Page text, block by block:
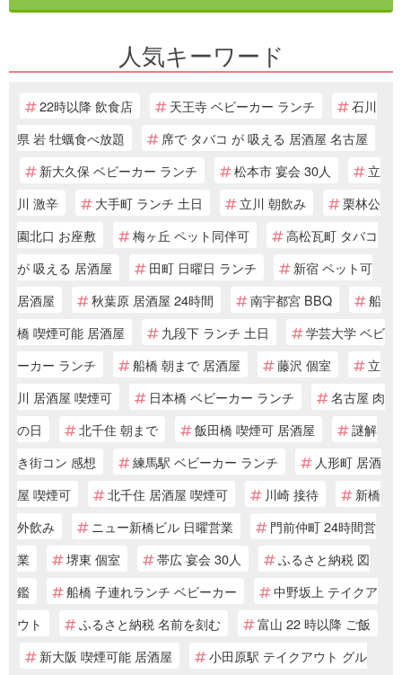
人気キーワード
22時以降 飲食店 天王寺 ベビーカー ランチ
石川
県 岩 牡蠣食べ放題
席で タバコ が 吸える 居酒屋 名古屋
新大久保 ベビーカー ランチ
松本市 宴会 30人
立
川 激辛
大手町 ランチ 土日 立川 朝飲み
栗林公
園北口 お座敷
梅ヶ丘 ペット同伴可
高松瓦町 タバコ
が 吸える 居酒屋
田町 日曜日 ランチ
新宿 ペット可
居酒屋
秋葉原 居酒屋 24時間 南宇都宮 BBQ
船
橋 喫煙可能 居酒屋
九段下 ランチ 土日
学芸大学 ベビ
ーカー ランチ
船橋 朝まで 居酒屋 藤沢 個室
立
川 居酒屋 喫煙可
日本橋 ベビーカー ランチ
名古屋 肉
の日
北千住 朝まで 飯田橋 喫煙可 居酒屋
謎解
き街コン 感想
練馬駅 ベビーカー ランチ
人形町 居酒
屋 喫煙可
北千住 居酒屋 喫煙可 川崎 接待
新橋
外飲み
ニュー新橋ビル 日曜営業
門前仲町 24時間営
業
堺東 個室 帯広 宴会 30人
ふるさと納税 図
鑑
船橋 子連れランチ ベビーカー
中野坂上 テイクア
ウト
ふるさと納税 名前を刻む
富山 22 時以降 ご飯
新大阪 喫煙可能 居酒屋
小田原駅 テイクアウト グル